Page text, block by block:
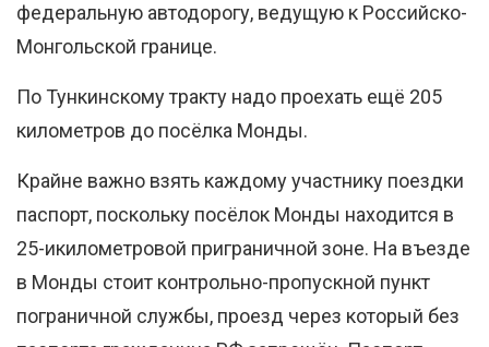
федеральную автодорогу, ведущую к Российско-
Монгольской границе.
По Тункинскому тракту надо проехать ещё 205
километров до посёлка Монды.
Крайне важно взять каждому участнику поездки
паспорт, поскольку посёлок Монды находится в
25-икилометровой приграничной зоне. На въезде
в Монды стоит контрольно-пропускной пункт
пограничной службы, проезд через который без